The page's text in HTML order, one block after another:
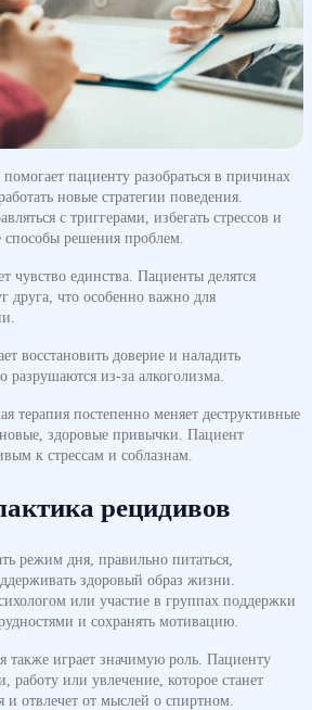
пациенту разобраться в причинах
новые стратегии поведения.
с триггерами, избегать стрессов и
способы решения проблем.
чувство единства. Пациенты делятся
друга, что особенно важно для
восстановить доверие и наладить
разрушаются из-за алкоголизма.
терапия постепенно меняет деструктивные
здоровые привычки. Пациент
к стрессам и соблазнам.
рецидивов
режим дня, правильно питаться,
здоровый образ жизни.
или участие в группах поддержки
и сохранять мотивацию.
также играет значимую роль. Пациенту
работу или увлечение, которое станет
и отвлечет от мыслей о спиртном.